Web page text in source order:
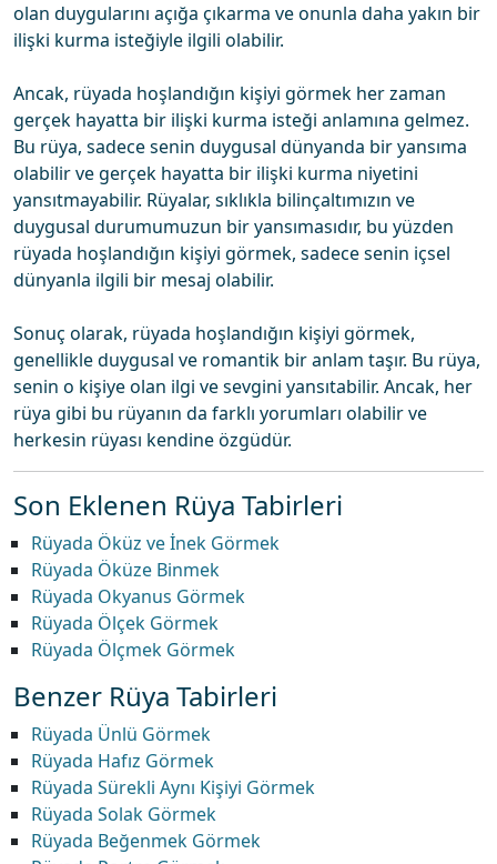
olan duygularını açığa çıkarma ve onunla daha yakın bir
ilişki kurma isteğiyle ilgili olabilir.
Ancak, rüyada hoşlandığın kişiyi görmek her zaman
gerçek hayatta bir ilişki kurma isteği anlamına gelmez.
Bu rüya, sadece senin duygusal dünyanda bir yansıma
olabilir ve gerçek hayatta bir ilişki kurma niyetini
yansıtmayabilir. Rüyalar, sıklıkla bilinçaltımızın ve
duygusal durumumuzun bir yansımasıdır, bu yüzden
rüyada hoşlandığın kişiyi görmek, sadece senin içsel
dünyanla ilgili bir mesaj olabilir.
Sonuç olarak, rüyada hoşlandığın kişiyi görmek,
genellikle duygusal ve romantik bir anlam taşır. Bu rüya,
senin o kişiye olan ilgi ve sevgini yansıtabilir. Ancak, her
rüya gibi bu rüyanın da farklı yorumları olabilir ve
herkesin rüyası kendine özgüdür.
Son Eklenen Rüya Tabirleri
Rüyada Öküz ve İnek Görmek
Rüyada Öküze Binmek
Rüyada Okyanus Görmek
Rüyada Ölçek Görmek
Rüyada Ölçmek Görmek
Benzer Rüya Tabirleri
Rüyada Ünlü Görmek
Rüyada Hafız Görmek
Rüyada Sürekli Aynı Kişiyi Görmek
Rüyada Solak Görmek
Rüyada Beğenmek Görmek